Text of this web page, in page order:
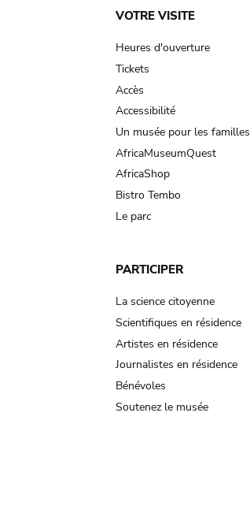
Main
navigation
VOTRE VISITE
Heures d'ouverture
Tickets
Accès
Accessibilité
Un musée pour les familles
AfricaMuseumQuest
AfricaShop
Bistro Tembo
Le parc
PARTICIPER
La science citoyenne
Scientifiques en résidence
Artistes en résidence
Journalistes en résidence
Bénévoles
Soutenez le musée